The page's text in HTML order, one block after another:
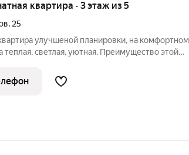
квартира · 3 этаж из 5
, 25
улучшеной планировки, на комфортном
теплая, светлая, уютная. Преимущество этой
отопления заменены. На полу линолеум.